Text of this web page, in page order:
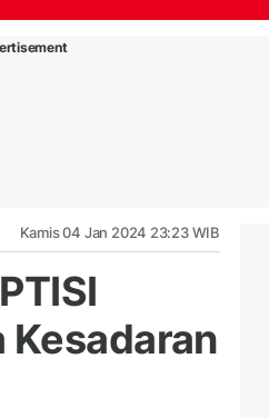
Kamis 04 Jan 2024 23:23 WIB
Kesadaran